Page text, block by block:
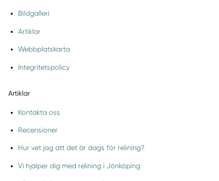
Bildgalleri
Artiklar
Webbplatskarta
Integritetspolicy
Artiklar
Kontakta oss
Recensioner
Hur vet jag att det är dags för relining?
Vi hjälper dig med relining i Jönköping